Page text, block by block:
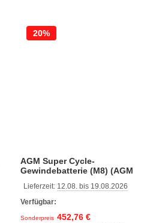
AGM Super Cycle-
Gewindebatterie (M8) (AGM
x 172 x 281, 45.0)
Lieferzeit: 12.08. bis 19.08.2026
Verfügbar:
Sonderpreis 452,76 €
20%